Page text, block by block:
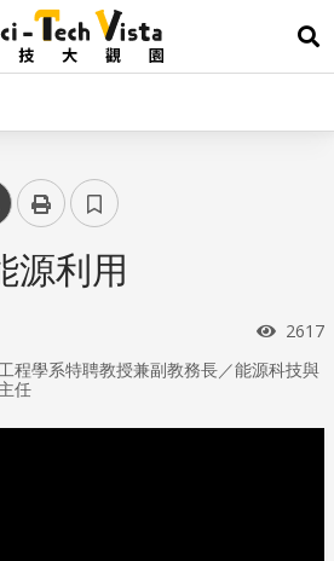
展
源利用
瀏覽
2617
程學系特聘教授兼副教務長／能源科技與
任